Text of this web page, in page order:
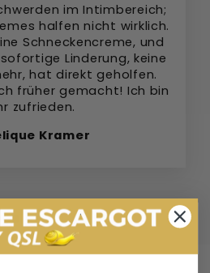
im Intimbereich;
halfen nicht wirklich.
Schneckencreme, und
Linderung, keine
hat direkt geholfen.
früher gemacht! Ich bin
zufrieden.
Kramer